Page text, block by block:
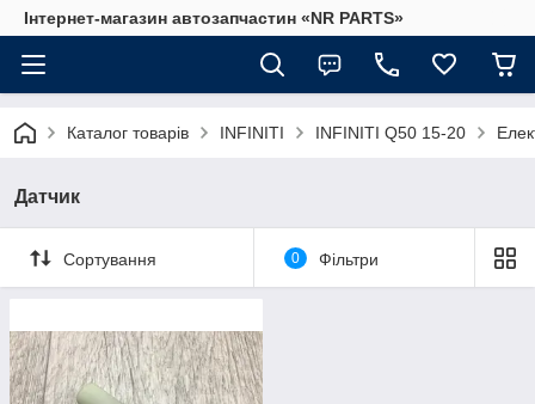
Інтернет-магазин автозапчастин «NR PARTS»
Каталог товарів INFINITI INFINITI Q50 15-20
Датчик
Сортування 0 Фільтри